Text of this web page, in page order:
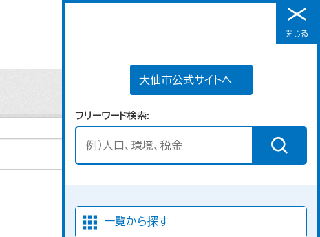
メニュー
大仙市公式サイトへ
フリーワード検索
一覧から探す
閉じる